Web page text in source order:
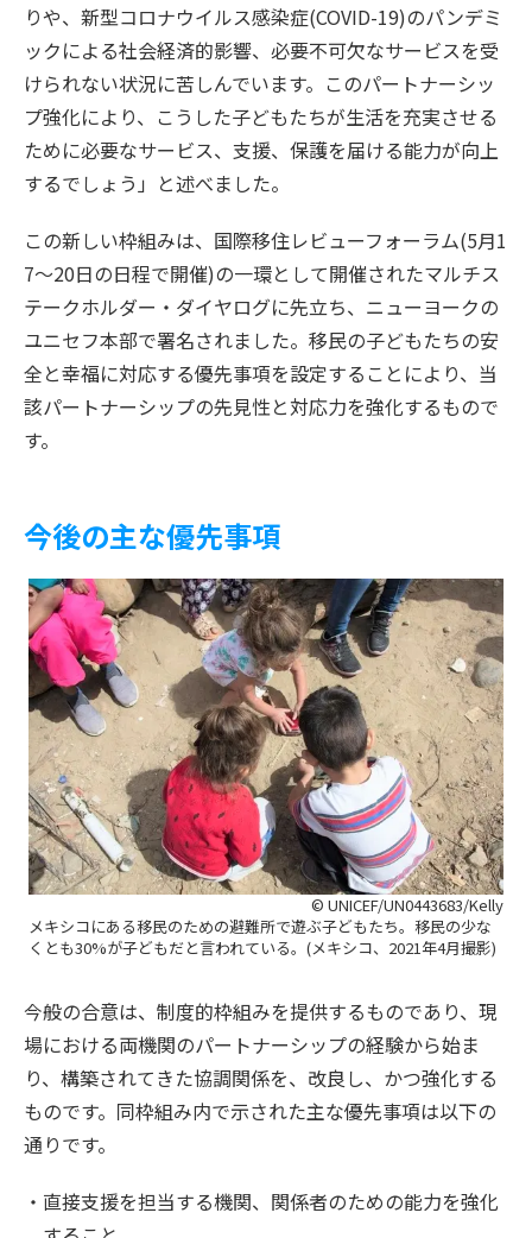
りや、新型コロナウイルス感染症(COVID-19)のパンデミ
ックによる社会経済的影響、必要不可欠なサービスを受
けられない状況に苦しんでいます。このパートナーシッ
プ強化により、こうした子どもたちが生活を充実させる
ために必要なサービス、支援、保護を届ける能力が向上
するでしょう」と述べました。
この新しい枠組みは、国際移住レビューフォーラム(5月1
7～20日の日程で開催)の一環として開催されたマルチス
テークホルダー・ダイヤログに先立ち、ニューヨークの
ユニセフ本部で署名されました。移民の子どもたちの安
全と幸福に対応する優先事項を設定することにより、当
該パートナーシップの先見性と対応力を強化するもので
す。
今後の主な優先事項
© UNICEF/UN0443683/Kelly
メキシコにある移民のための避難所で遊ぶ子どもたち。移民の少な
くとも30%が子どもだと言われている。(メキシコ、2021年4月撮影)
今般の合意は、制度的枠組みを提供するものであり、現
場における両機関のパートナーシップの経験から始ま
り、構築されてきた協調関係を、改良し、かつ強化する
ものです。同枠組み内で示された主な優先事項は以下の
通りです。
直接支援を担当する機関、関係者のための能力を強化